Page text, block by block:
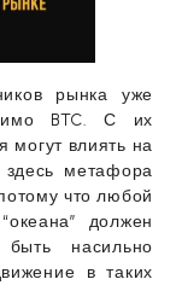
рынка уже
BTC. С их
могут влиять на
метафора
что любой
должен
насильно
в таких